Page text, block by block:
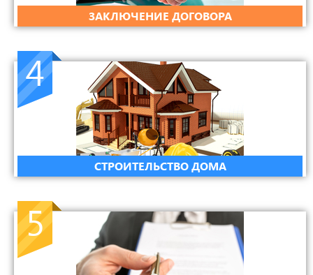
ЗАКЛЮЧЕНИЕ ДОГОВОРА
4
СТРОИТЕЛЬСТВО ДОМА
5